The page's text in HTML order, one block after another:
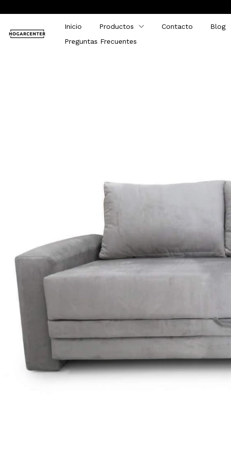
Inicio Productos Contacto Blog
Preguntas Frecuentes